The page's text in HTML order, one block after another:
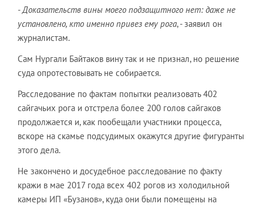
- Доказательств вины моего подзащитного нет: даже не
установлено, кто именно привез ему рога, - заявил он
журналистам.
Сам Нургали Байтаков вину так и не признал, но решение
суда опротестовывать не собирается.
Расследование по фактам попытки реализовать 402
сайгачьих рога и отстрела более 200 голов сайгаков
продолжается и, как пообещали участники процесса,
вскоре на скамье подсудимых окажутся другие фигуранты
этого дела.
Не закончено и досудебное расследование по факту
кражи в мае 2017 года всех 402 рогов из холодильной
камеры ИП «Бузанов», куда они были помещены на